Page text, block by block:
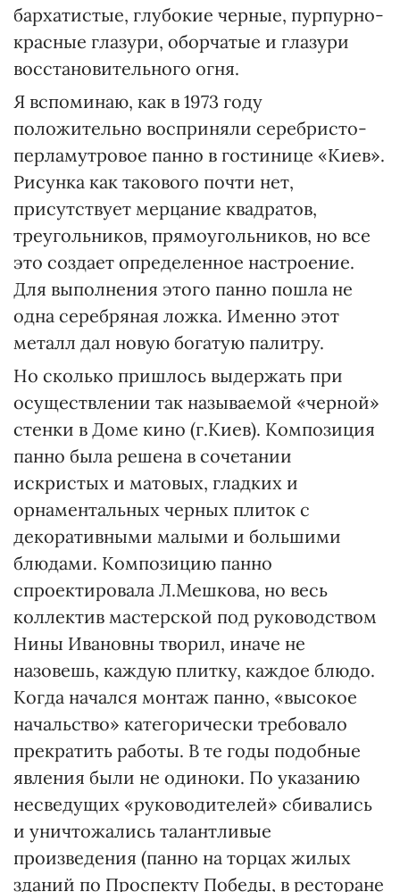
бархатистые, глубокие черные, пурпурно-
красные глазури, оборчатые и глазури
восстановительного огня.
Я вспоминаю, как в 1973 году
положительно восприняли серебристо-
перламутровое панно в гостинице «Киев».
Рисунка как такового почти нет,
присутствует мерцание квадратов,
треугольников, прямоугольников, но все
это создает определенное настроение.
Для выполнения этого панно пошла не
одна серебряная ложка. Именно этот
металл дал новую богатую палитру.
Но сколько пришлось выдержать при
осуществлении так называемой «черной»
стенки в Доме кино (г.Киев). Композиция
панно была решена в сочетании
искристых и матовых, гладких и
орнаментальных черных плиток с
декоративными малыми и большими
блюдами. Композицию панно
спроектировала Л.Мешкова, но весь
коллектив мастерской под руководством
Нины Ивановны творил, иначе не
назовешь, каждую плитку, каждое блюдо.
Когда начался монтаж панно, «высокое
начальство» категорически требовало
прекратить работы. В те годы подобные
явления были не одиноки. По указанию
несведущих «руководителей» сбивались
и уничтожались талантливые
произведения (панно на торцах жилых
зданий по Проспекту Победы, в ресторане